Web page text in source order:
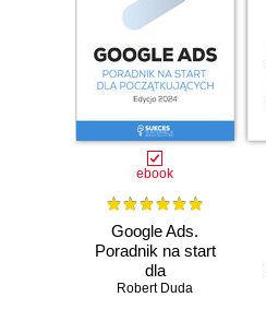
ebook
Google Ads.
Poradnik na start
dla
początkujących.
Robert Duda